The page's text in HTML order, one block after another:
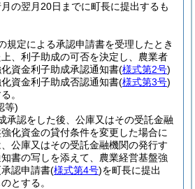
の翌月20日までに町長に提出するも
規定による承認申請書を受理したとき
、利子助成の可否を決定し、農業者
資金利子助成承認通知書(様式第2号)
資金利子助成否認通知書(様式第3号)
。
等)
承認をした後、公庫又はその受託金融
化資金の貸付条件を変更した場合に
公庫又はその受託金融機関の発行す
書の写しを添えて、農業経営基盤強
認申請書(様式第4号)を町長に提出
とする。